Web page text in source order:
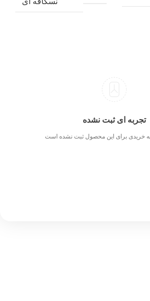
تجربه ای ثبت نشده
خریدی برای این محصول ثبت نشده است